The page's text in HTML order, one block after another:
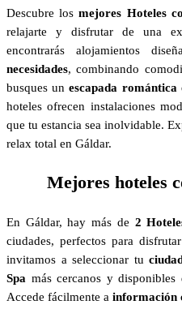
Descubre losmejores Hoteles
relajarte y disfrutar de una
encontrarás alojamientos
necesidades, combinando
busques unescapada romántica
hoteles ofrecen instalaciones
que tu estancia sea inolvidable.
relax total en Gáldar.
Mejores hoteles
En Gáldar, hay más de 2
ciudades, perfectos para
invitamos a seleccionar tu
Spa más cercanos y disponibles
Accede fácilmente a información